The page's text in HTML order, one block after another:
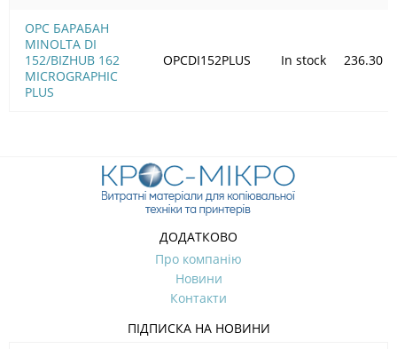
OPC БАРАБАН
MINOLTA DI
152/BIZHUB 162
MICROGRAPHIC
PLUS
OPCDI152PLUS In stock 236.30
ДОДАТКОВО
Про компанію
Новини
Контакти
ПІДПИСКА НА НОВИНИ